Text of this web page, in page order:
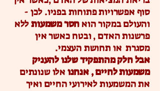
סוף אפשרויות פתוחות בפניו. לכן -
והעולם במקור הואחסר משמעותללא
פרשנות האדם , ובטח כאשר אין
מסגרת או תחושת העצמי.
אבל חלק מהתפקיד שלנו להעניק
משמעות לחיים , אנחנו אלו שנונתים
את המשמעות לאירועי החיים ואיך